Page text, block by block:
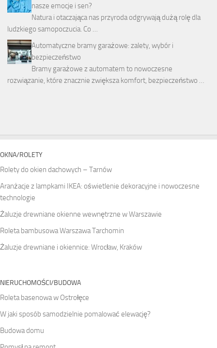
nasze emocje i sen?
Natura i otaczająca nas przyroda odgrywają dużą rolę dla
ludzkiego samopoczucia. Co …
Automatyczne bramy garażowe: zalety, wybór i
bezpieczeństwo
Bramy garażowe z automatem to nowoczesne
rozwiązanie, które znacznie zwiększa komfort, bezpieczeństwo …
OKNA/ROLETY
Rolety do okien dachowych – Tarnów
Aranżacje z lampkami IKEA: oświetlenie dekoracyjne i nowoczesne
technologie
Żaluzje drewniane okienne wewnętrzne w Warszawie
Roleta bambusowa Warszawa Tarchomin
Żaluzje drewniane i okiennice: Wrocław, Kraków
NIERUCHOMOŚCI/BUDOWA
Roleta basenowa w Ostrołęce
W jaki sposób samodzielnie pomalować elewację?
Budowa domu